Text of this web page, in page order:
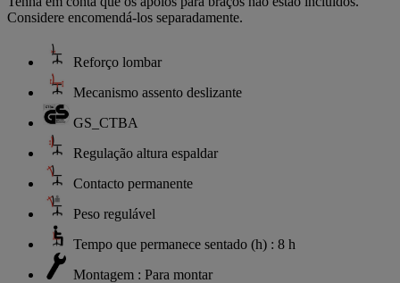
Considere encomendá-los separadamente.
Reforço lombar
Mecanismo assento deslizante
GS_CTBA
Regulação altura espaldar
Contacto permanente
Peso regulável
Tempo que permanece sentado (h) : 8 h
Montagem : Para montar